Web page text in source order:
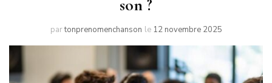
son ?
partonprenomenchanson le 12 novembre 2025